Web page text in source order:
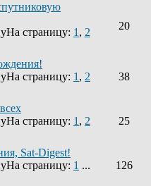
На страницу: 1 , 2
20
На страницу: 1 , 2
38
На страницу: 1 , 2
25
Sat-Digest!
На страницу: 1 ...
126